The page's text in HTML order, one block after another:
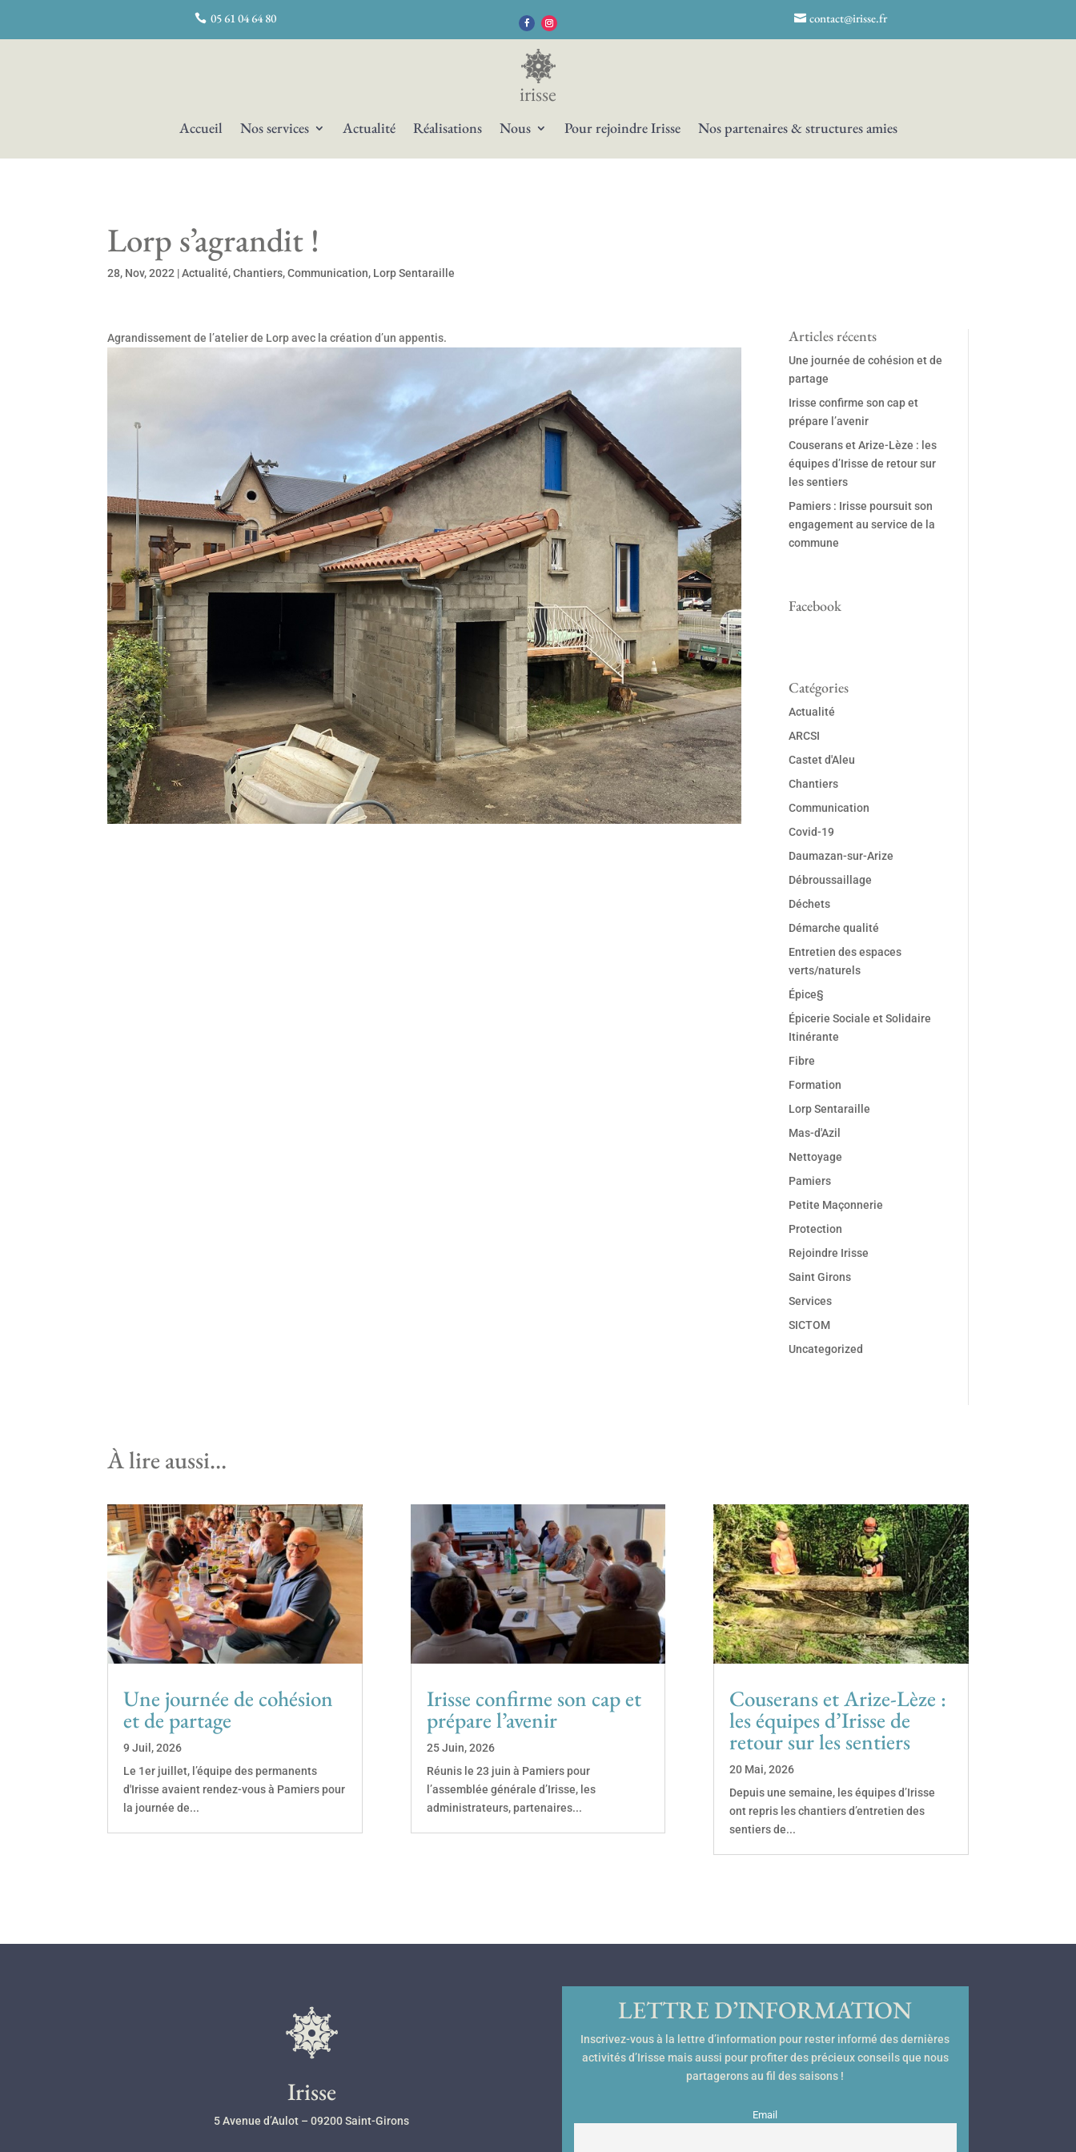
05 61 04 64 80 contact@irisse.fr
irisse
Accueil Nos services Actualité Réalisations Nous Pour rejoindre Irisse Nos partenaires & structures amies
Lorp s’agrandit !
28, Nov, 2022 |Actualité,Chantiers,Communication, Lorp Sentaraille
Agrandissement de l’atelier de Lorp avec la création d’un appentis. Articles récents
Une journée de cohésion et de
partage
Irisse confirme son cap et
prépare l’avenir
Couserans et Arize-Lèze : les
équipes d’Irisse de retour sur
les sentiers
Pamiers : Irisse poursuit son
engagement au service de la
commune
Facebook
Catégories
Actualité
ARCSI
Castet d'Aleu
Chantiers
Communication
Covid-19
Daumazan-sur-Arize
Débroussaillage
Déchets
Démarche qualité
Entretien des espaces
verts/naturels
Épice§
Épicerie Sociale et Solidaire
Itinérante
Fibre
Formation
Lorp Sentaraille
Mas-d'Azil
Nettoyage
Pamiers
Petite Maçonnerie
Protection
Rejoindre Irisse
Saint Girons
Services
SICTOM
Uncategorized
À lire aussi…
Une journée de cohésion
et de partage
9 Juil, 2026
Le 1er juillet, l’équipe des permanents
d'Irisse avaient rendez-vous à Pamiers pour
la journée de...
Irisse confirme son cap et
prépare l’avenir
25 Juin, 2026
Réunis le 23 juin à Pamiers pour
l’assemblée générale d’Irisse, les
administrateurs, partenaires...
Couserans et Arize-Lèze :
les équipes d’Irisse de
retour sur les sentiers
20 Mai, 2026
Depuis une semaine, les équipes d’Irisse
ont repris les chantiers d’entretien des
sentiers de...
l
Irisse
5 Avenue d’Aulot – 09200 Saint-Girons
LETTRE D’INFORMATION
Inscrivez-vous à la lettre d’information pour rester informé des dernières
activités d’Irisse mais aussi pour profiter des précieux conseils que nous
partagerons au fil des saisons !
Email